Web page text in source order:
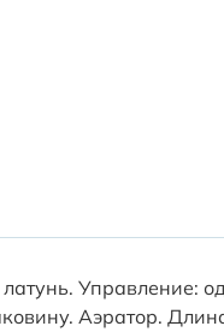
Аэратор.